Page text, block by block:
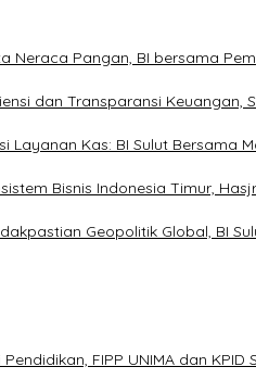
Neraca Pangan, BI bersama
dan Transparansi Keuangan,
Layanan Kas: BI Sulut Bersama
Bisnis Indonesia Timur,
Geopolitik Global, BI
Pendidikan, FIPP UNIMA dan